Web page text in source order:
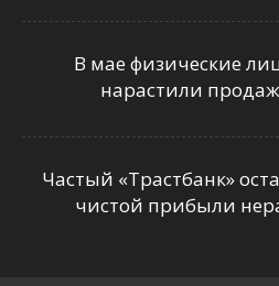
В мае физические
нарастили
Частый «Трастбанк»
чистой прибыли